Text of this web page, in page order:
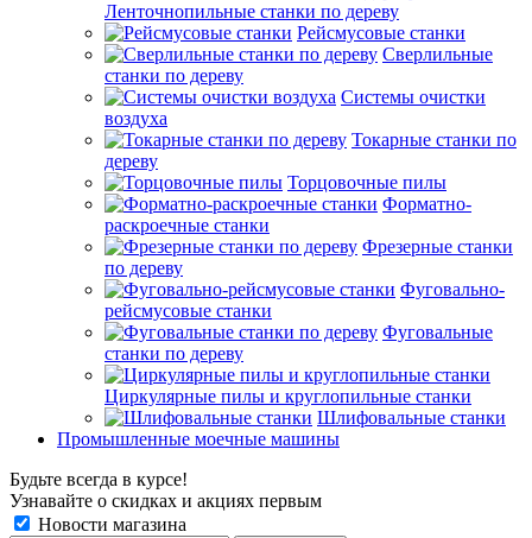
Ленточнопильные станки по дереву
Рейсмусовые станки
Сверлильные
станки по дереву
Системы очистки
воздуха
Токарные станки по
дереву
Торцовочные пилы
Форматно-
раскроечные станки
Фрезерные станки
по дереву
Фуговально-
рейсмусовые станки
Фуговальные
станки по дереву
Циркулярные пилы и круглопильные станки
Шлифовальные станки
Промышленные моечные машины
Будьте всегда в курсе!
Узнавайте о скидках и акциях первым
Новости магазина